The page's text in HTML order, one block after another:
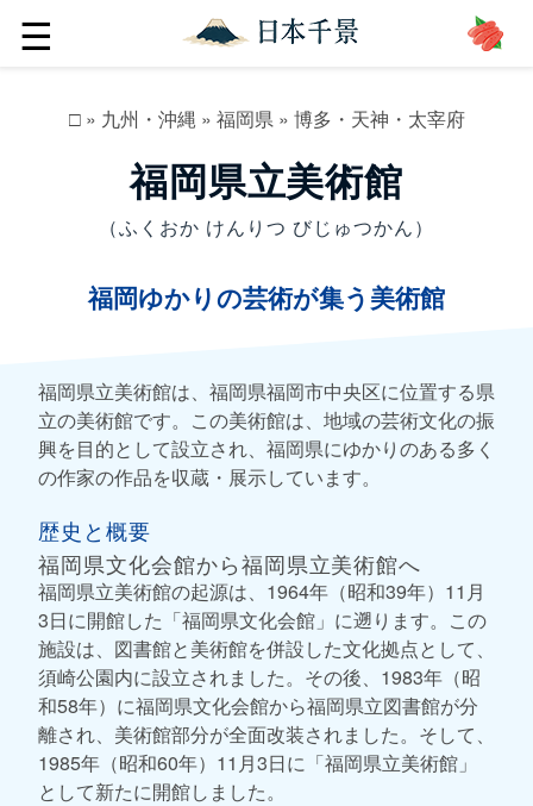
☰
□» 九州・沖縄 » 福岡県» 博多・天神・太宰府
福岡県立美術館
（ふくおか けんりつ びじゅつかん）
福岡ゆかりの芸術が集う美術館
福岡県立美術館は、福岡県福岡市中央区に位置する県
立の美術館です。この美術館は、地域の芸術文化の振
興を目的として設立され、福岡県にゆかりのある多く
の作家の作品を収蔵・展示しています。
歴史と概要
福岡県文化会館から福岡県立美術館へ
福岡県立美術館の起源は、1964年（昭和39年）11月
3日に開館した「福岡県文化会館」に遡ります。この
施設は、図書館と美術館を併設した文化拠点として、
須崎公園内に設立されました。その後、1983年（昭
和58年）に福岡県文化会館から福岡県立図書館が分
離され、美術館部分が全面改装されました。そして、
1985年（昭和60年）11月3日に「福岡県立美術館」
として新たに開館しました。